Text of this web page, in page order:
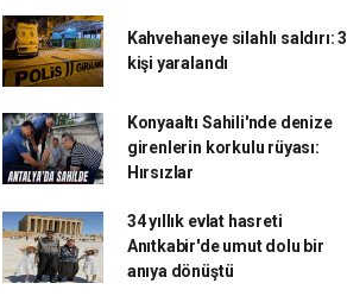
Kahvehaneye silahlı saldırı: 3
kişi yaralandı
Konyaaltı Sahili'nde denize
girenlerin korkulu rüyası:
Hırsızlar
34 yıllık evlat hasreti
Anıtkabir'de umut dolu bir
anıya dönüştü